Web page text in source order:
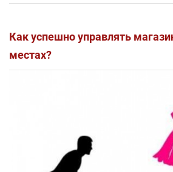
Как успешно управлять
местах?